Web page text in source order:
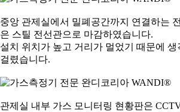
중앙 관제실에서 밀폐공간까지 연결하는
은 스틸 전선관으로 마감하였습니다.
설치 위치가 높고 거리가 멀었기 때문에 생
걸렸습니다.
관제실 내부 가스 모니터링 현황판은